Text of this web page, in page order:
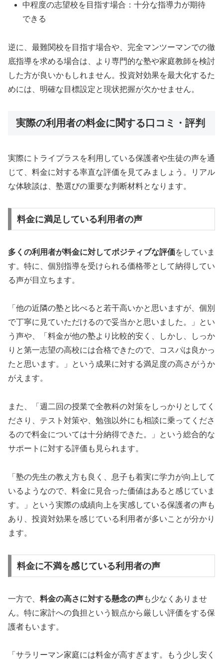
中程度の志望校を目指す場合：十分な指導力が期待
できる
逆に、最難関校を目指す場合や、完全マンツーマンでの徹
底指導を求める場合は、より専門的な塾や家庭教師を検討
した方が良いかもしれません。投資対効果を最大化するた
めには、明確な目標設定と現状把握が欠かせません。
実際の利用者の料金に関する口コミ・評判
実際にトライプラスを利用している保護者や生徒の声を通
じて、料金に対する率直な評価を見てみましょう。リアル
な体験談は、塾選びの重要な判断材料となります。
料金に満足している利用者の声
多くの利用者が料金に対してポジティブな評価をしていま
す。特に、個別指導を受けられる価格帯として納得してい
る声が目立ちます。
「他の近隣の塾と比べると若干高いかと思いますが、個別
で丁寧に見ていただけるので妥当かと思いました。」とい
う声や、「料金が他の塾より比較的安く、しかし、しっか
りと第一志望の高校には合格できたので、コスパは良かっ
たと思います。」という成果に対する満足度の高さがうか
がえます。
また、「週二回の授業で全教科の対策をしっかりとしてく
ださり、テスト対策や、勉強以外にも相談に乗ってくださ
るので料金については十分納得できた。」という総合的な
サポートに対する評価も見られます。
「塾の先生の教え方も良く、息子も着実に学力が向上して
いるようなので、料金に見合った価値はあると感じていま
す。」という実際の成績向上を実感している保護者の声も
あり、投資対効果を感じている利用者が多いことが分かり
ます。
料金に不満を感じている利用者の声
一方で、 料金の高さに対する懸念の声も少なくありませ
ん。特に家計への負担という観点から厳しい評価をする保
護者もいます。
「サラリーマン家庭には料金が高すぎます。もう少し安く